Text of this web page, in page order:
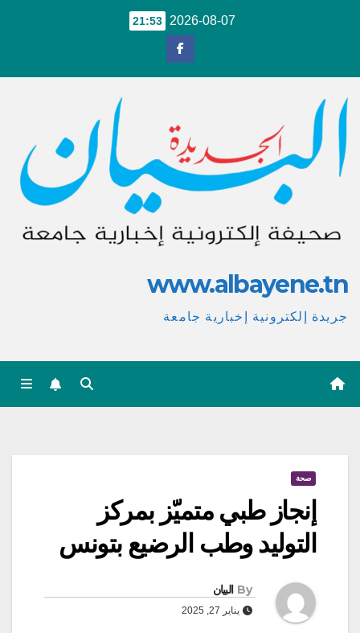
2026-08-07
21:53
www.albayene.tn
جريدة إلكترونية إخبارية جامعة
صحة
إنجاز طبي متميّز بمركز
التوليد وطب الرضيع بتونس
By البيان
يناير 27, 2025